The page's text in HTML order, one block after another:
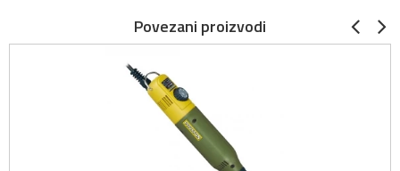
Povezani proizvodi